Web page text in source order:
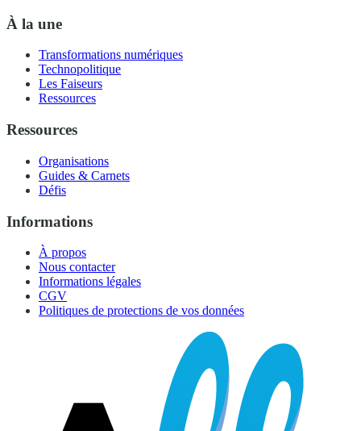
À la une
Transformations numériques
Technopolitique
Les Faiseurs
Ressources
Ressources
Organisations
Guides & Carnets
Défis
Informations
À propos
Nous contacter
Informations légales
CGV
Politiques de protections de vos données